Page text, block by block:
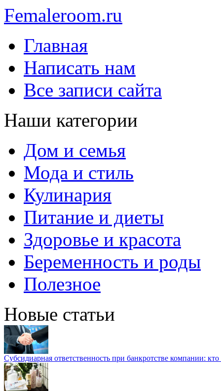
Femaleroom.ru
Главная
Написать нам
Все записи сайта
Наши категории
Дом и семья
Мода и стиль
Кулинария
Питание и диеты
Здоровье и красота
Беременность и роды
Полезное
Новые статьи
Субсидиарная ответственность при банкротстве компании: кто